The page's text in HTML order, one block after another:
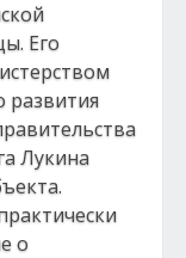
Его
развития
Лукина
о